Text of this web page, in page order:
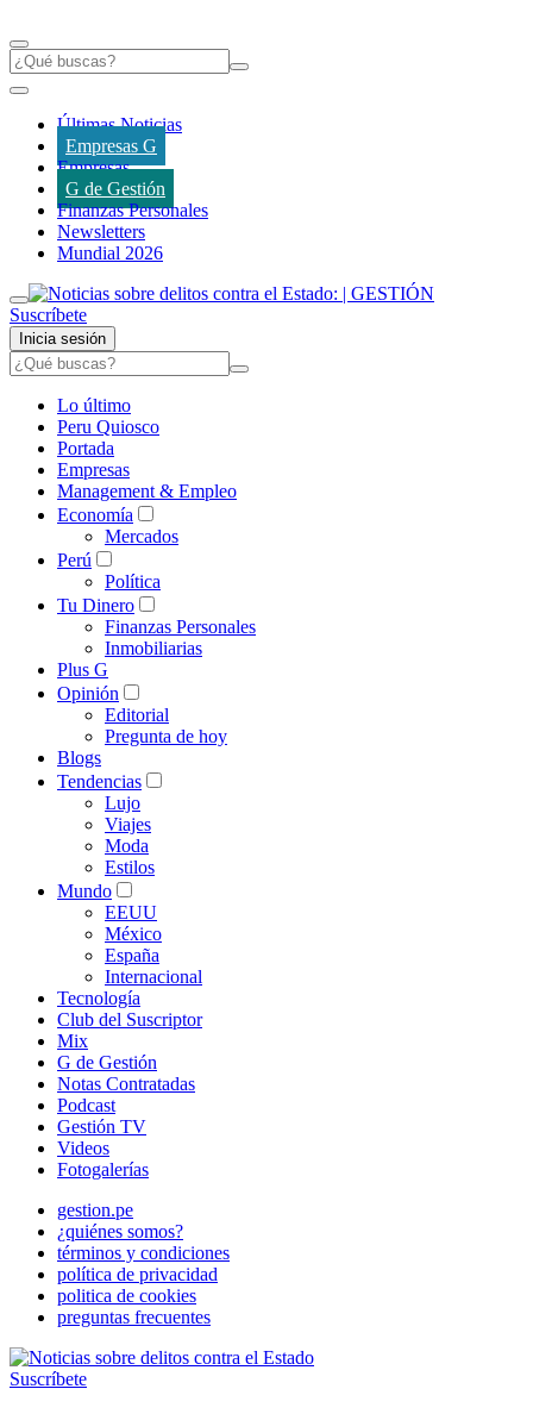
Últimas Noticias
Empresas G
Empresas
G de Gestión
Finanzas Personales
Newsletters
Mundial 2026
Suscríbete
Inicia sesión
Lo último
Peru Quiosco
Portada
Empresas
Management & Empleo
Economía
Mercados
Perú
Política
Tu Dinero
Finanzas Personales
Inmobiliarias
Plus G
Opinión
Editorial
Pregunta de hoy
Blogs
Tendencias
Lujo
Viajes
Moda
Estilos
Mundo
EEUU
México
España
Internacional
Tecnología
Club del Suscriptor
Mix
G de Gestión
Notas Contratadas
Podcast
Gestión TV
Videos
Fotogalerías
gestion.pe
¿quiénes somos?
términos y condiciones
política de privacidad
politica de cookies
preguntas frecuentes
Suscríbete